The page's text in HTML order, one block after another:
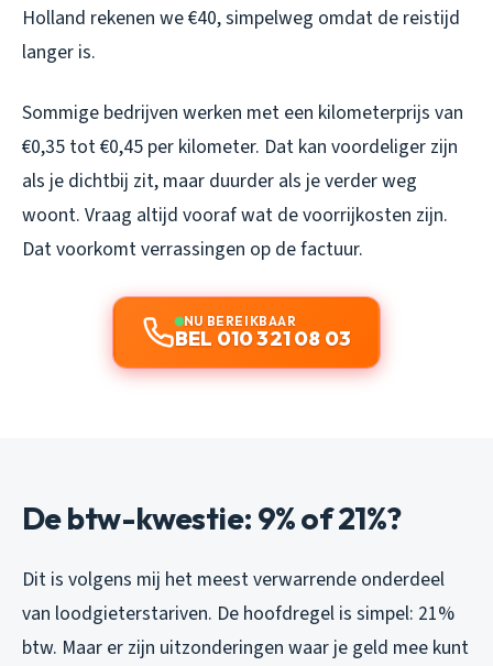
Holland rekenen we €40, simpelweg omdat de reistijd
langer is.
Sommige bedrijven werken met een kilometerprijs van
€0,35 tot €0,45 per kilometer. Dat kan voordeliger zijn
als je dichtbij zit, maar duurder als je verder weg
woont. Vraag altijd vooraf wat de voorrijkosten zijn.
Dat voorkomt verrassingen op de factuur.
NU BEREIKBAAR
BEL 010 321 08 03
De btw-kwestie: 9% of 21%?
Dit is volgens mij het meest verwarrende onderdeel
van loodgieterstariven. De hoofdregel is simpel: 21%
btw. Maar er zijn uitzonderingen waar je geld mee kunt